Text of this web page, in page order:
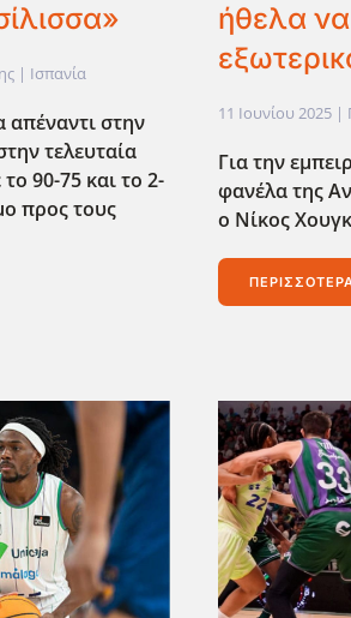
| Ισπανία
στην
τελευταία
90-75 και το 2-
προς τους
ήθελα
11 Ιουνίου 2025|
Για την
φανέλα της
ο Νίκος